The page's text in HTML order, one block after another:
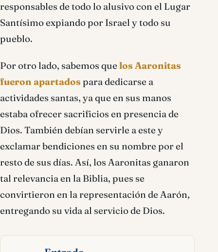
responsables de todo lo alusivo con el Lugar
Santísimo expiando por Israel y todo su
pueblo.
Por otro lado, sabemos que los Aaronitas
fueron apartados para dedicarse a
actividades santas, ya que en sus manos
estaba ofrecer sacrificios en presencia de
Dios. También debían servirle a este y
exclamar bendiciones en su nombre por el
resto de sus días. Así, los Aaronitas ganaron
tal relevancia en la Biblia, pues se
convirtieron en la representación de Aarón,
entregando su vida al servicio de Dios.